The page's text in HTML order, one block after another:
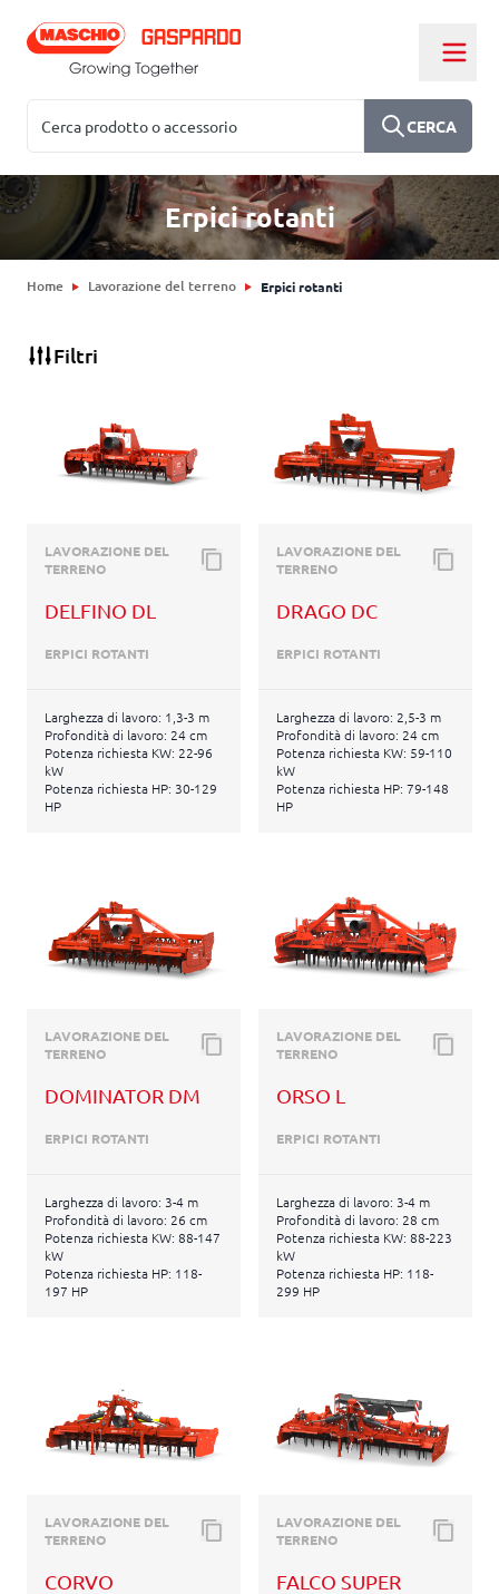
CERCA
Erpici rotanti
Home Lavorazione del terreno Erpici rotanti
Filtri
LAVORAZIONE DEL
TERRENO
DELFINO DL
ERPICI ROTANTI
Larghezza di lavoro: 1,3-3 m
Profondità di lavoro: 24 cm
Potenza richiesta KW: 22-96
kW
Potenza richiesta HP: 30-129
HP
LAVORAZIONE DEL
TERRENO
DRAGO DC
ERPICI ROTANTI
Larghezza di lavoro: 2,5-3 m
Profondità di lavoro: 24 cm
Potenza richiesta KW: 59-110
kW
Potenza richiesta HP: 79-148
HP
LAVORAZIONE DEL
TERRENO
DOMINATOR DM
ERPICI ROTANTI
Larghezza di lavoro: 3-4 m
Profondità di lavoro: 26 cm
Potenza richiesta KW: 88-147
kW
Potenza richiesta HP: 118-
197 HP
LAVORAZIONE DEL
TERRENO
ORSO L
ERPICI ROTANTI
Larghezza di lavoro: 3-4 m
Profondità di lavoro: 28 cm
Potenza richiesta KW: 88-223
kW
Potenza richiesta HP: 118-
299 HP
LAVORAZIONE DEL
TERRENO
CORVO
LAVORAZIONE DEL
TERRENO
FALCO SUPER